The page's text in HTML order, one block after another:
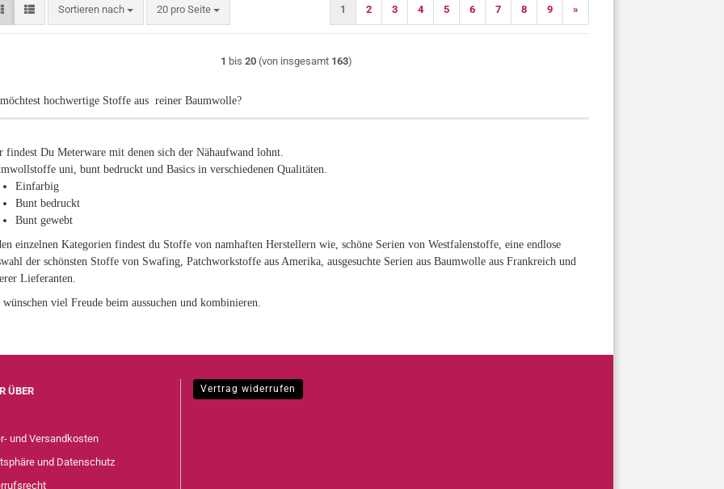
Sortieren nach
Sortieren nach 20 pro Seite
pro Seite 1 2 3 4 5 6 7 8 9 »
1 bis 20(von insgesamt 163)
hochwertige Stoffe aus reiner Baumwolle?
findest Du Meterware mit denen sich der Nähaufwand lohnt.
uni, bunt bedruckt und Basics in verschiedenen Qualitäten.
Einfarbig
Bunt bedruckt
Bunt gewebt
einzelnen Kategorien findest du Stoffe von namhaften Herstellern wie, schöne Serien von Westfalenstoffe, eine endlose
der schönsten Stoffe von Swafing, Patchworkstoffe aus Amerika, ausgesuchte Serien aus Baumwolle aus Frankreich und
Lieferanten.
viel Freude beim aussuchen und kombinieren.
ÜBER
und Versandkosten
und Datenschutz
Vertrag widerrufen